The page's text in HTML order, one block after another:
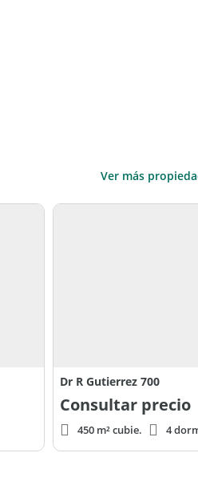
Ver más
Dr R Gutierrez 700
Consultar precio
450 m² cubie. 4